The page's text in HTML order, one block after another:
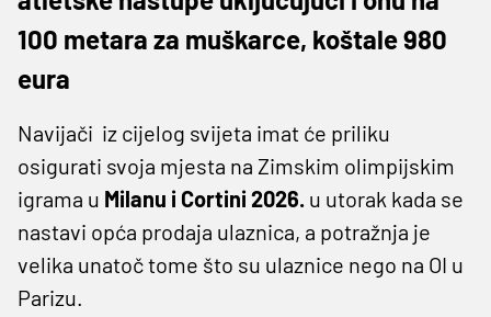
100 metara za muškarce, koštale 980
eura
Navijači iz cijelog svijeta imat će priliku
osigurati svoja mjesta na Zimskim olimpijskim
igrama u Milanu i Cortini 2026. u utorak kada se
nastavi opća prodaja ulaznica, a potražnja je
velika unatoč tome što su ulaznice nego na OI u
Parizu.